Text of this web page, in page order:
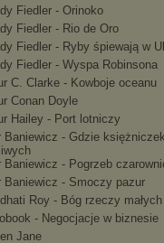
Fiedler - Orinoko
Fiedler - Rio de Oro
Fiedler - Ryby śpiewają w
Fiedler - Wyspa Robinsona
C. Clarke - Kowboje oceanu
Conan Doyle
Hailey - Port lotniczy
Baniewicz - Gdzie
Baniewicz - Pogrzeb
Baniewicz - Smoczy pazur
Roy - Bóg rzeczy małych
- Negocjacje w biznesie
Jane